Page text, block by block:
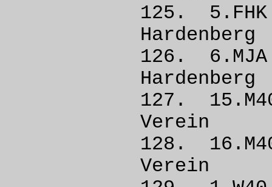
125.
126.
127.
128.